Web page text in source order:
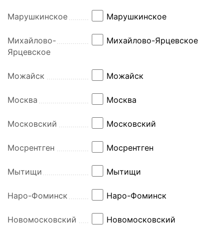
Марушкинское Марушкинское
Михайлово-
Ярцевское
Михайлово-Ярцевское
Можайск Можайск
Москва Москва
Московский Московский
Мосрентген Мосрентген
Мытищи Мытищи
Наро-Фоминск Наро-Фоминск
Новомосковский Новомосковский